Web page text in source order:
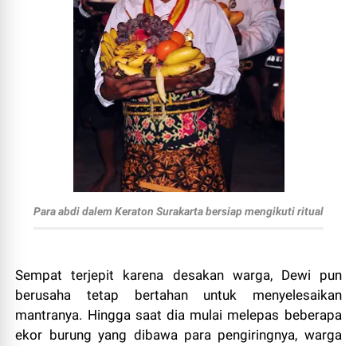
Para abdi dalem Keraton Surakarta bersiap mengikuti ritual
Sempat terjepit karena desakan warga, Dewi pun
berusaha tetap bertahan untuk menyelesaikan
mantranya. Hingga saat dia mulai melepas beberapa
ekor burung yang dibawa para pengiringnya, warga